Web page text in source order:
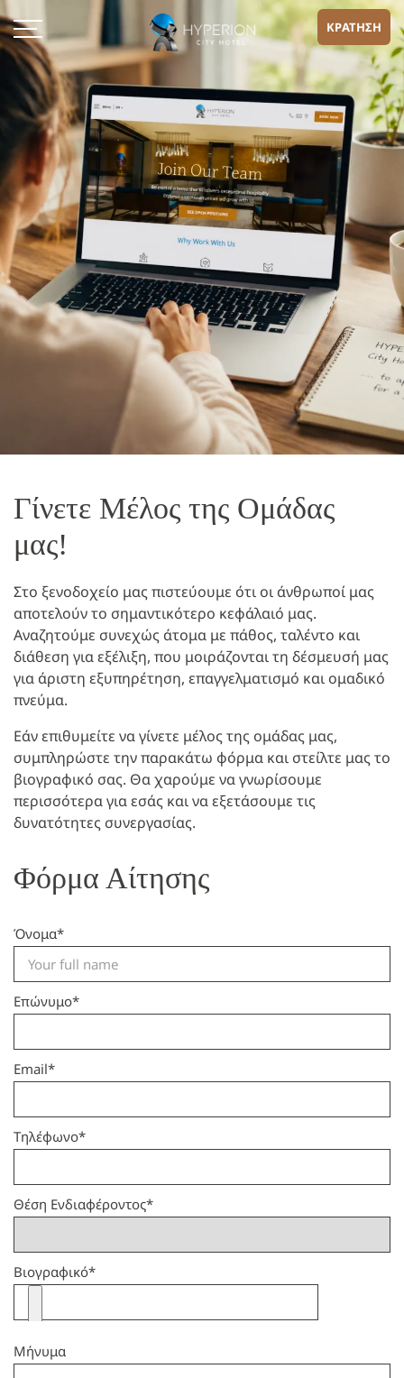
ΚΡΑΤΗΣΗ
Γίνετε Μέλος της Ομάδας
μας!
Στο ξενοδοχείο μας πιστεύουμε ότι οι άνθρωποί μας
αποτελούν το σημαντικότερο κεφάλαιό μας.
Αναζητούμε συνεχώς άτομα με πάθος, ταλέντο και
διάθεση για εξέλιξη, που μοιράζονται τη δέσμευσή μας
για άριστη εξυπηρέτηση, επαγγελματισμό και ομαδικό
πνεύμα.
Εάν επιθυμείτε να γίνετε μέλος της ομάδας μας,
συμπληρώστε την παρακάτω φόρμα και στείλτε μας το
βιογραφικό σας. Θα χαρούμε να γνωρίσουμε
περισσότερα για εσάς και να εξετάσουμε τις
δυνατότητες συνεργασίας.
Φόρμα Αίτησης
Όνομα*
Επώνυμο*
Email*
Τηλέφωνο*
Θέση Ενδιαφέροντος*
Βιογραφικό*
Μήνυμα